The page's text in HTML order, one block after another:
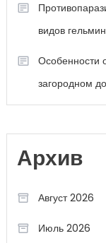
видов
Особенности
загородном
Архив
Август 2026
Июль 2026